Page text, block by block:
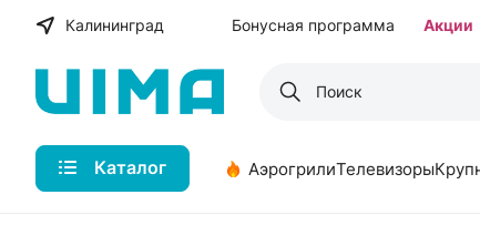
Калининград Бонусная программа Акции
Каталог АэрогрилиТелевизоры